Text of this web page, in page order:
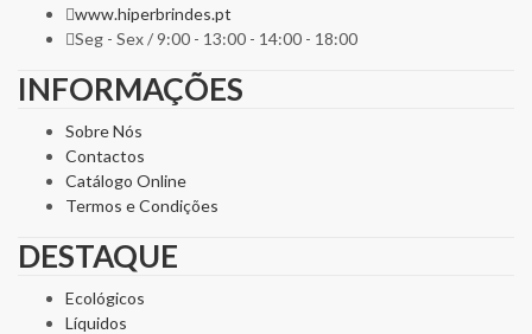
www.hiperbrindes.pt
Seg - Sex / 9:00 - 13:00 - 14:00 - 18:00
INFORMAÇÕES
Sobre Nós
Contactos
Catálogo Online
Termos e Condições
DESTAQUE
Ecológicos
Líquidos